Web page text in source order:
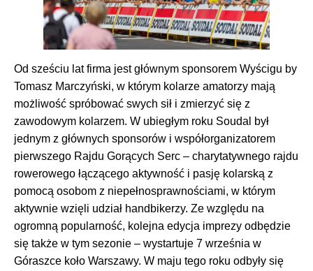
Od sześciu lat firma jest głównym sponsorem Wyścigu by
Tomasz Marczyński, w którym kolarze amatorzy mają
możliwość spróbować swych sił i zmierzyć się z
zawodowym kolarzem. W ubiegłym roku Soudal był
jednym z głównych sponsorów i współorganizatorem
pierwszego Rajdu Gorących Serc – charytatywnego rajdu
rowerowego łączącego aktywność i pasję kolarską z
pomocą osobom z niepełnosprawnościami, w którym
aktywnie wzięli udział handbikerzy. Ze względu na
ogromną popularność, kolejna edycja imprezy odbędzie
się także w tym sezonie – wystartuje 7 września w
Góraszce koło Warszawy. W maju tego roku odbyły się